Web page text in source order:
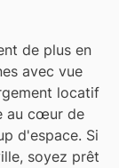
de plus en
avec vue
locatif
au cœur de
d'espace. Si
soyez prêt